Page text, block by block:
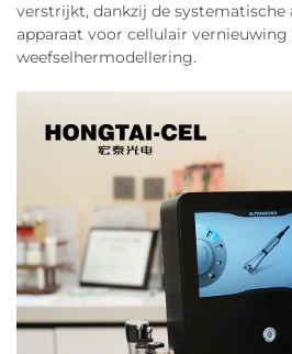
verstrijkt, dankzij de systematische
apparaat voor cellulair vernieuwing
weefselhermodellering.